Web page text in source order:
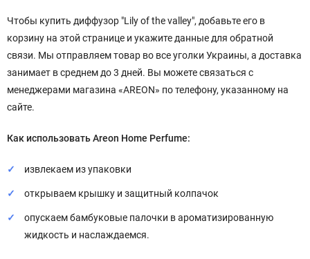
Чтобы купить диффузор "Lily of the valley", добавьте его в
корзину на этой странице и укажите данные для обратной
связи. Мы отправляем товар во все уголки Украины, а доставка
занимает в среднем до 3 дней. Вы можете связаться с
менеджерами магазина «AREON» по телефону, указанному на
сайте.
Как использовать Areon Home Perfume:
извлекаем из упаковки
открываем крышку и защитный колпачок
опускаем бамбуковые палочки в ароматизированную
жидкость и наслаждаемся.